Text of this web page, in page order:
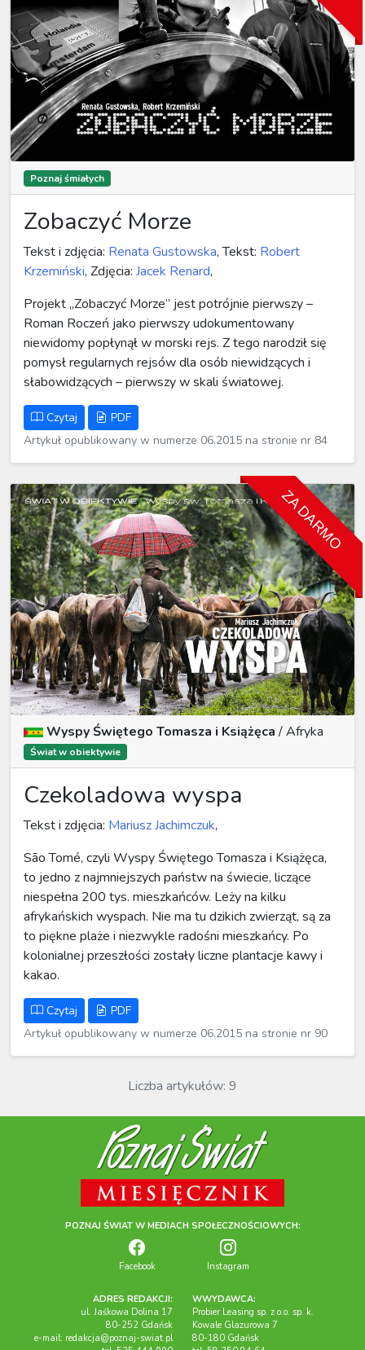
Poznaj śmiałych
Zobaczyć Morze
Tekst i zdjęcia: Renata Gustowska, Tekst: Robert
Krzemiński, Zdjęcia: Jacek Renard,
Projekt „Zobaczyć Morze” jest potrójnie pierwszy –
Roman Roczeń jako pierwszy udokumentowany
niewidomy popłynął w morski rejs. Z tego narodził się
pomysł regularnych rejsów dla osób niewidzących i
słabowidzących – pierwszy w skali światowej.
Czytaj
PDF
Artykuł opublikowany w numerze 06.2015 na stronie nr 84
ZA DARMO
Wyspy Świętego Tomasza i Książęca/Afryka
Świat w obiektywie
Czekoladowa wyspa
Tekst i zdjęcia: Mariusz Jachimczuk,
São Tomé, czyli Wyspy Świętego Tomasza i Książęca,
to jedno z najmniejszych państw na świecie, liczące
niespełna 200 tys. mieszkańców. Leży na kilku
afrykańskich wyspach. Nie ma tu dzikich zwierząt, są za
to piękne plaże i niezwykle radośni mieszkańcy. Po
kolonialnej przeszłości zostały liczne plantacje kawy i
kakao.
Czytaj
PDF
Artykuł opublikowany w numerze 06.2015 na stronie nr 90
Liczba artykułów: 9
POZNAJ ŚWIAT W MEDIACH SPOŁECZNOŚCIOWYCH:
Facebook Instagram
ADRES REDAKCJI:
ul. Jaśkowa Dolina 17
80-252 Gdańsk
e-mail: redakcja@poznaj-swiat.pl
WWYDAWCA:
Probier Leasing sp. z o.o. sp. k.
Kowale Glazurowa 7
80-180 Gdańsk